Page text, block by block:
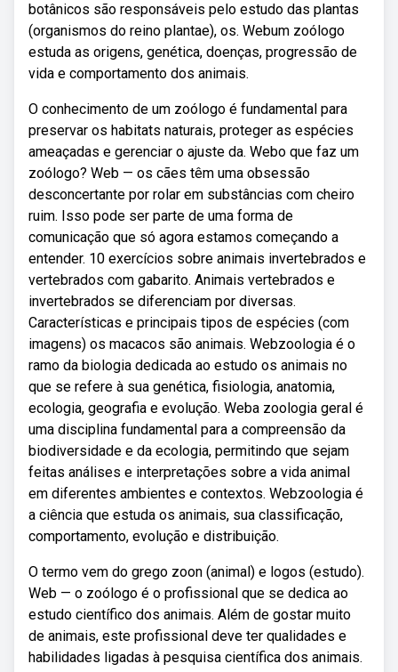
botânicos são responsáveis pelo estudo das plantas
(organismos do reino plantae), os. Webum zoólogo
estuda as origens, genética, doenças, progressão de
vida e comportamento dos animais.
O conhecimento de um zoólogo é fundamental para
preservar os habitats naturais, proteger as espécies
ameaçadas e gerenciar o ajuste da. Webo que faz um
zoólogo? Web — os cães têm uma obsessão
desconcertante por rolar em substâncias com cheiro
ruim. Isso pode ser parte de uma forma de
comunicação que só agora estamos começando a
entender. 10 exercícios sobre animais invertebrados e
vertebrados com gabarito. Animais vertebrados e
invertebrados se diferenciam por diversas.
Características e principais tipos de espécies (com
imagens) os macacos são animais. Webzoologia é o
ramo da biologia dedicada ao estudo os animais no
que se refere à sua genética, fisiologia, anatomia,
ecologia, geografia e evolução. Weba zoologia geral é
uma disciplina fundamental para a compreensão da
biodiversidade e da ecologia, permitindo que sejam
feitas análises e interpretações sobre a vida animal
em diferentes ambientes e contextos. Webzoologia é
a ciência que estuda os animais, sua classificação,
comportamento, evolução e distribuição.
O termo vem do grego zoon (animal) e logos (estudo).
Web — o zoólogo é o profissional que se dedica ao
estudo científico dos animais. Além de gostar muito
de animais, este profissional deve ter qualidades e
habilidades ligadas à pesquisa científica dos animais.